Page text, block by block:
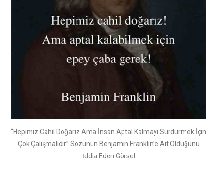
“Hepimiz Cahil Doğarız Ama İnsan Aptal Kalmayı Sürdürmek İçin
Çok Çalışmalıdır” Sözünün Benjamin Franklin’e Ait Olduğunu
İddia Eden Görsel